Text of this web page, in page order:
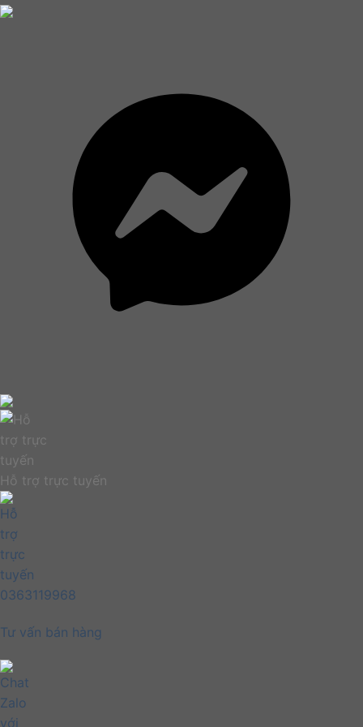
Hỗ trợ trực tuyến
0363119968
Tư vấn bán hàng